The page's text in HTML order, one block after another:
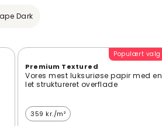
Dark
Populært valg
Premium Textured
Vores mest luksuriøse papir med en
let struktureret overflade
359 kr./m²